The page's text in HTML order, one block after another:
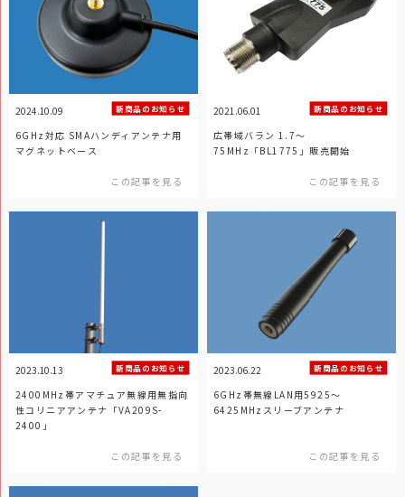
2024.10.09 新商品のお知らせ
6GHz対応 SMAハンディアンテナ用
マグネットベース
この記事を見る
2021.06.01 新商品のお知らせ
広帯域バラン 1.7～
75MHz「BL1775」販売開始
この記事を見る
2023.10.13 新商品のお知らせ
2400MHz帯アマチュア無線用無指向
性コリニアアンテナ「VA209S-
2400」
この記事を見る
2023.06.22 新商品のお知らせ
6GHz帯無線LAN用5925～
6425MHzスリーブアンテナ
この記事を見る